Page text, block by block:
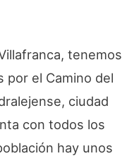
tenemos
por el Camino del
ciudad
con todos los
hay unos